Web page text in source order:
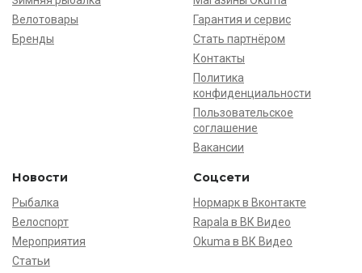
Велотовары
Бренды
Гарантия и сервис
Стать партнёром
Контакты
Политика
конфиденциальности
Пользовательское
соглашение
Вакансии
Новости
Рыбалка
Велоспорт
Мероприятия
Статьи
Соцсети
Нормарк в Вконтакте
Rapala в ВК Видео
Okuma в ВК Видео